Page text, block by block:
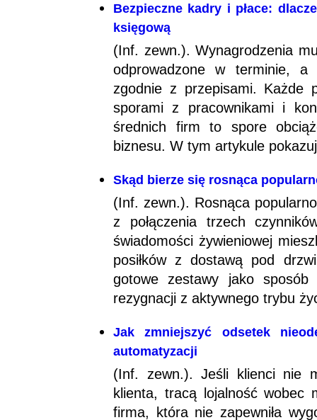
Bezpieczne kadry i płace:
księgową
(Inf. zewn.). Wynagrodzenia
odprowadzone w terminie, a
zgodnie z przepisami. Każde
sporami z pracownikami i
średnich firm to spore
biznesu. W tym artykule
Skąd bierze się rosnąca
(Inf. zewn.). Rosnąca
z połączenia trzech
świadomości żywieniowej
posiłków z dostawą pod
gotowe zestawy jako
rezygnacji z aktywnego trybu
Jak zmniejszyć odsetek
automatyzacji
(Inf. zewn.). Jeśli klienci nie
klienta, tracą lojalność wobec
firma, która nie zapewniła